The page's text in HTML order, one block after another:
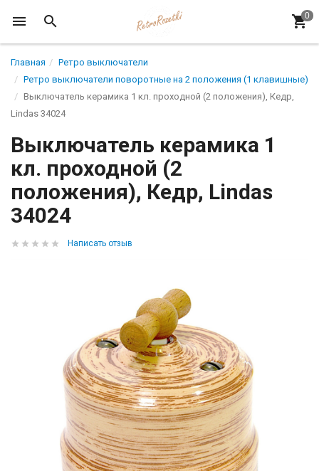
Главная
Ретро выключатели
Ретро выключатели поворотные на 2 положения (1 клавишные)
Выключатель керамика 1 кл. проходной (2 положения), Кедр,
Lindas 34024
Выключатель керамика 1
кл. проходной (2
положения), Кедр, Lindas
34024
Написать отзыв